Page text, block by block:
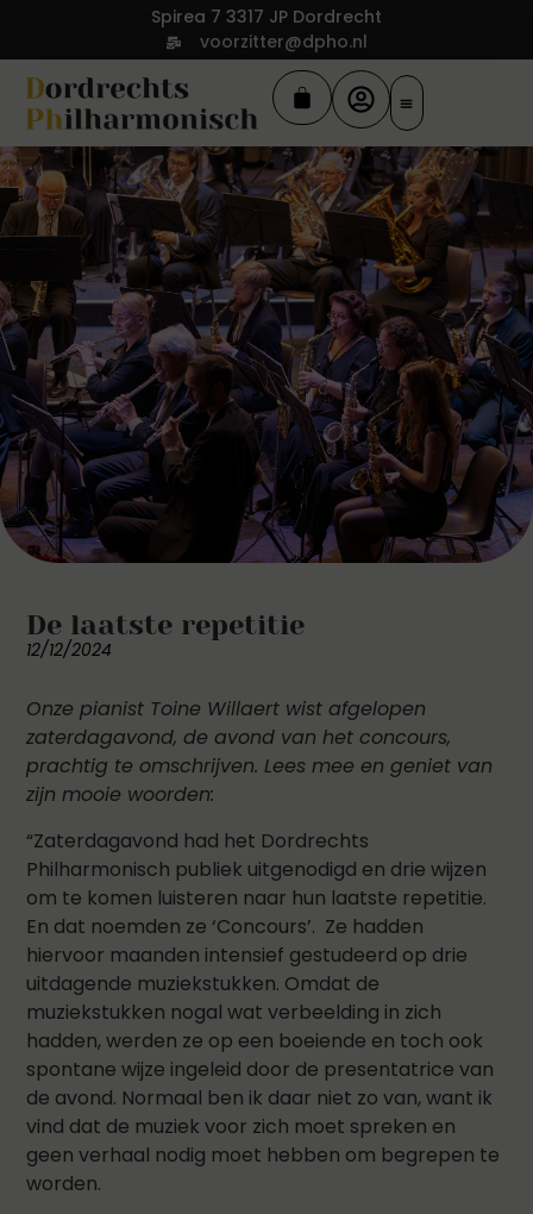
Spirea 7 3317 JP Dordrecht
voorzitter@dpho.nl
De laatste repetitie
12/12/2024
Onze pianist Toine Willaert wist afgelopen
zaterdagavond, de avond van het concours,
prachtig te omschrijven. Lees mee en geniet van
zijn mooie woorden:
“Zaterdagavond had het Dordrechts
Philharmonisch publiek uitgenodigd en drie wijzen
om te komen luisteren naar hun laatste repetitie.
En dat noemden ze ‘Concours’. Ze hadden
hiervoor maanden intensief gestudeerd op drie
uitdagende muziekstukken. Omdat de
muziekstukken nogal wat verbeelding in zich
hadden, werden ze op een boeiende en toch ook
spontane wijze ingeleid door de presentatrice van
de avond. Normaal ben ik daar niet zo van, want ik
vind dat de muziek voor zich moet spreken en
geen verhaal nodig moet hebben om begrepen te
worden.